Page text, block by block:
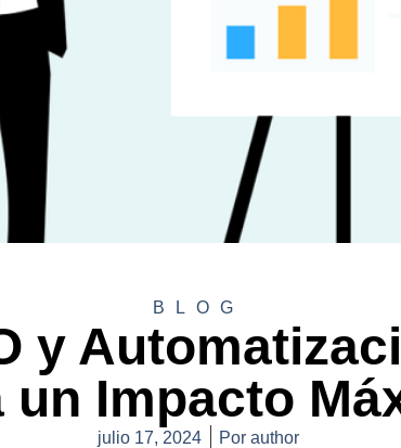
BLOG
y
un Impacto
julio 17, 2024 Por author